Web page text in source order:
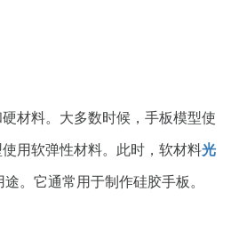
材料。大多数时候，手板模型使
用软弹性材料。此时，软材料光
途。它通常用于制作硅胶手板。